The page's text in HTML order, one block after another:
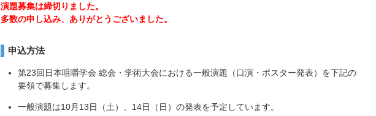
演題募集は締切りました。
多数の申し込み、ありがとうございました。
申込方法
第23回日本咀嚼学会 総会・学術大会における一般演題（口演・ポスター発表）を下記の
要領で募集します。
一般演題は10月13日（土）、14日（日）の発表を予定しています。